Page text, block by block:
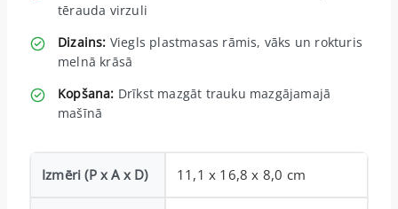
tērauda virzuli
Dizains: Viegls plastmasas rāmis, vāks un rokturis
melnā krāsā
Kopšana: Drīkst mazgāt trauku mazgājamajā
mašīnā
Izmēri (P x A x D) 11,1 x 16,8 x 8,0 cm